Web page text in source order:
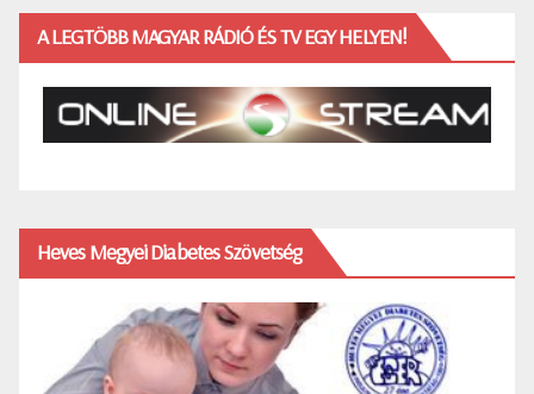
A LEGTÖBB MAGYAR RÁDIÓ ÉS TV EGY HELYEN!
Heves Megyei Diabetes Szövetség